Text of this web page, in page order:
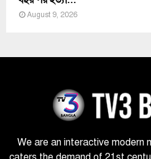
August 9, 2026
We are an interactive modern